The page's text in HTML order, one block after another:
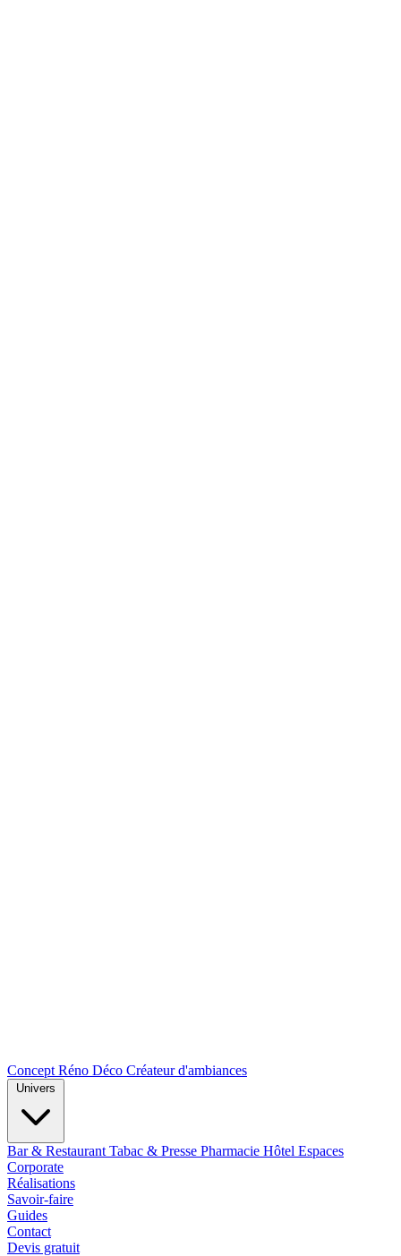
Concept Réno Déco Créateur d'ambiances
Bar & Restaurant Tabac & Presse Pharmacie Hôtel Espaces
Corporate
Réalisations
Savoir-faire
Guides
Contact
Devis gratuit